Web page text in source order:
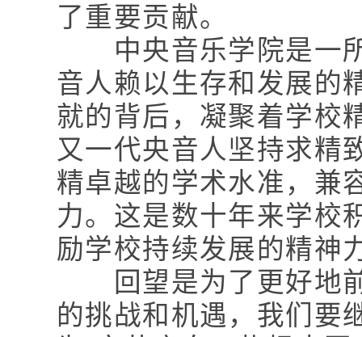
了重要贡献。
中央音乐学院是一所
音人赖以生存和发展的
就的背后，凝聚着学
又一代央音人坚持求精
精卓越的学术水准，兼
力。这是数十年来学校
励学校持续发展的精神
回望是为了更好地前
的挑战和机遇，我们要